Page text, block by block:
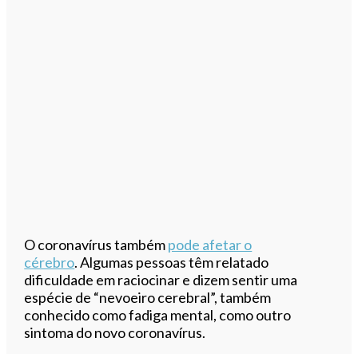
O coronavírus tambémpode afetar o
cérebro. Algumas pessoas têm relatado
dificuldade em raciocinar e dizem sentir uma
espécie de “nevoeiro cerebral”, também
conhecido como fadiga mental, como outro
sintoma do novo coronavírus.